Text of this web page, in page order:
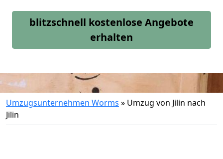
blitzschnell kostenlose Angebote
erhalten
Umzugsunternehmen Worms » Umzug von Jilin nach
Jilin